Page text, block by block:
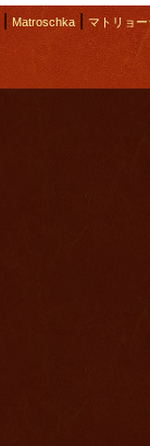
Matroschka| マトリョー